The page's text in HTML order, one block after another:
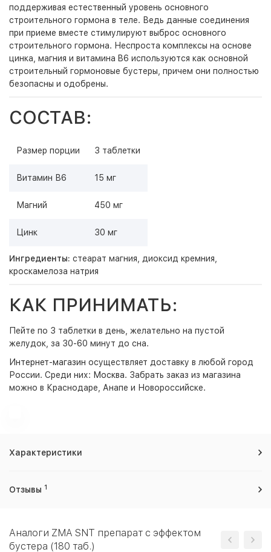
поддерживая естественный уровень основного
строительного гормона в теле. Ведь данные соединения
при приеме вместе стимулируют выброс основного
строительного гормона. Неспроста комплексы на основе
цинка, магния и витамина B6 используются как основной
строительный гормоновые бустеры, причем они полностью
безопасны и одобрены.
СОСТАВ:
Размер порции 3 таблетки
Витамин В6 15 мг
Магний 450 мг
Цинк 30 мг
Ингредиенты: стеарат магния, диоксид кремния,
кроскамелоза натрия
КАК ПРИНИМАТЬ:
Пейте по 3 таблетки в день, желательно на пустой
желудок, за 30-60 минут до сна.
Интернет-магазин осуществляет доставку в любой город
России. Среди них: Москва. Забрать заказ из магазина
можно в Краснодаре, Анапе и Новороссийске.
Характеристики
Отзывы 1
Аналоги ZMA SNT препарат с эффектом
бустера (180 таб.)